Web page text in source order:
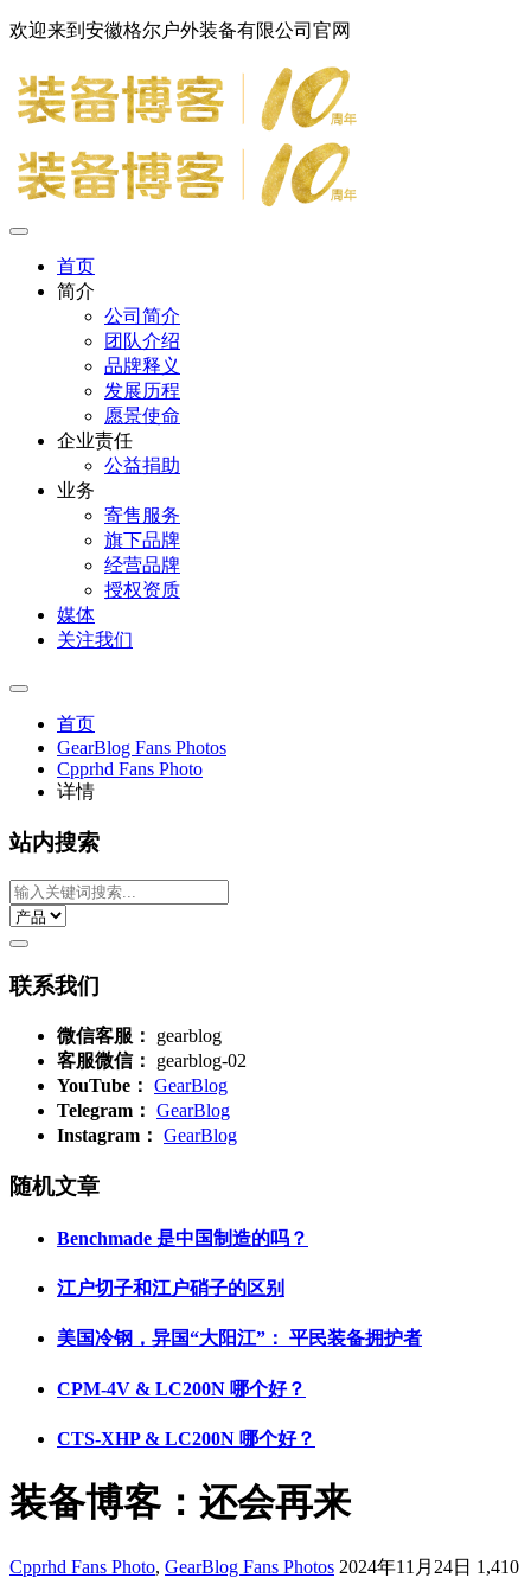
欢迎来到安徽格尔户外装备有限公司官网
首页
简介
公司简介
团队介绍
品牌释义
发展历程
愿景使命
企业责任
公益捐助
业务
寄售服务
旗下品牌
经营品牌
授权资质
媒体
关注我们
首页
GearBlog Fans Photos
Cpprhd Fans Photo
详情
站内搜索
联系我们
微信客服：
gearblog
客服微信：
gearblog-02
YouTube： GearBlog
Telegram： GearBlog
Instagram： GearBlog
随机文章
Benchmade 是中国制造的吗？
江户切子和江户硝子的区别
美国冷钢，异国“大阳江”： 平民装备拥护者
CPM-4V & LC200N 哪个好？
CTS-XHP & LC200N 哪个好？
装备博客：还会再来
Cpprhd Fans Photo, GearBlog Fans Photos 2024年11月24日 1,410